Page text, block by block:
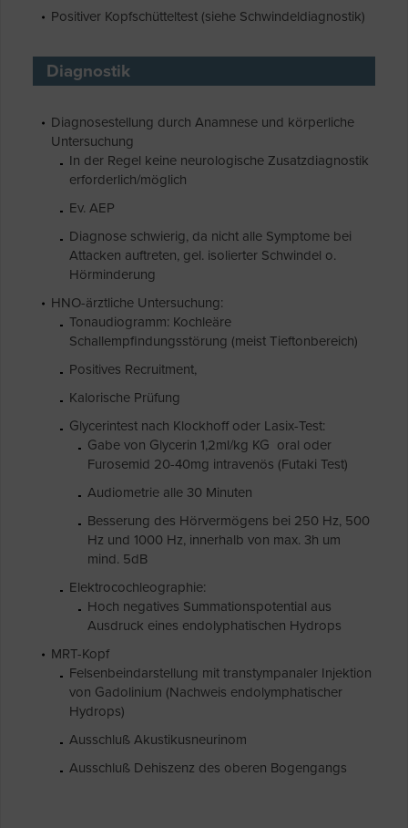
Positiver Kopfschütteltest (siehe Schwindeldiagnostik)
Diagnostik
Diagnosestellung durch Anamnese und körperliche
Untersuchung
In der Regel keine neurologische Zusatzdiagnostik
erforderlich/möglich
Ev. AEP
Diagnose schwierig, da nicht alle Symptome bei
Attacken auftreten, gel. isolierter Schwindel o.
Hörminderung
HNO-ärztliche Untersuchung:
Tonaudiogramm: Kochleäre
Schallempfindungsstörung (meist Tieftonbereich)
Positives Recruitment,
Kalorische Prüfung
Glycerintest nach Klockhoff oder Lasix-Test:
Gabe von Glycerin 1,2ml/kg KG oral oder
Furosemid 20-40mg intravenös (Futaki Test)
Audiometrie alle 30 Minuten
Besserung des Hörvermögens bei 250 Hz, 500
Hz und 1000 Hz, innerhalb von max. 3h um
mind. 5dB
Elektrocochleographie:
Hoch negatives Summationspotential aus
Ausdruck eines endolyphatischen Hydrops
MRT-Kopf
Felsenbeindarstellung mit transtympanaler Injektion
von Gadolinium (Nachweis endolymphatischer
Hydrops)
Ausschluß Akustikusneurinom
Ausschluß Dehiszenz des oberen Bogengangs